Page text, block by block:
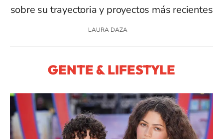
sobre su trayectoria y proyectos más recientes
LAURA DAZA
GENTE & LIFESTYLE